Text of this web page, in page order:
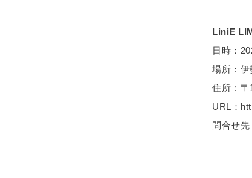
LiniE
日時：
場所：伊
住所：〒
URL：
問合せ